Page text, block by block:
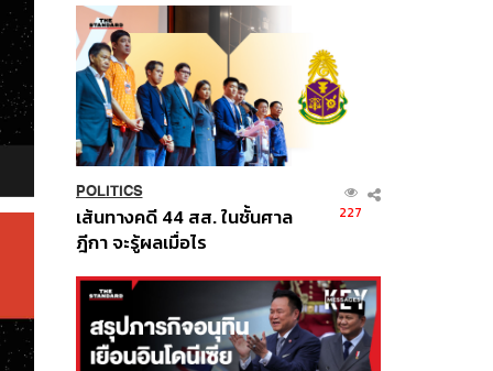
POLITICS
เส้นทางคดี 44 สส. ในชั้นศาล
ฎีกา จะรู้ผลเมื่อไร
227